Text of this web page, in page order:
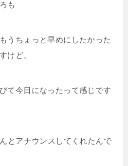
も
うちょっと早めにしたかった
けど、
て今日になったって感じです
とアナウンスしてくれたんで